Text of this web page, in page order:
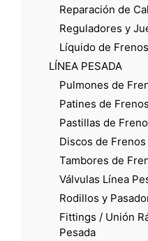
Reparación de
Reguladores y
Líquido de Frenos
LÍNEA PESADA
Pulmones de
Patines de
Pastillas de
Discos de
Tambores de
Válvulas Línea
Rodillos y
Fittings / Unión
Pesada